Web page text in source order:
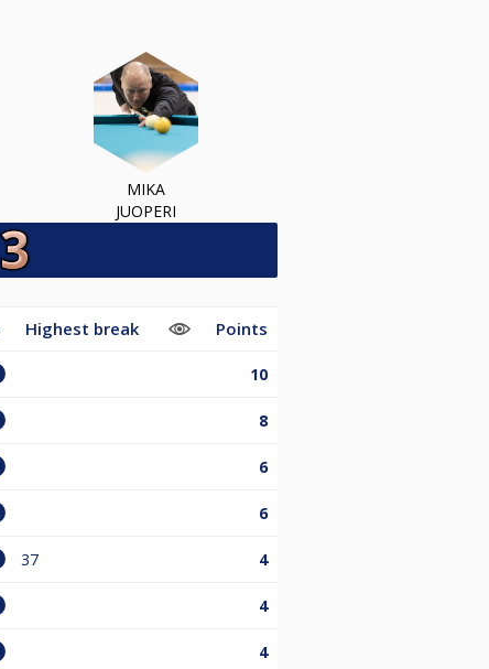
MIKA
JUOPERI
Highest break Points
10
8
6
6
37 4
4
4